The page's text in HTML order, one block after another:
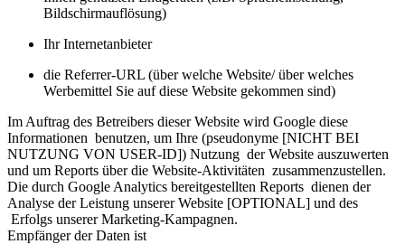
Bildschirmauflösung)
Ihr Internetanbieter
die Referrer-URL (über welche Website/ über welches
Werbemittel Sie auf diese Website gekommen sind)
Im Auftrag des Betreibers dieser Website wird Google diese
Informationen benutzen, um Ihre (pseudonyme [NICHT BEI
NUTZUNG VON USER-ID]) Nutzung der Website auszuwerten
und um Reports über die Website-Aktivitäten zusammenzustellen.
Die durch Google Analytics bereitgestellten Reports dienen der
Analyse der Leistung unserer Website [OPTIONAL] und des
Erfolgs unserer Marketing-Kampagnen.
Empfänger der Daten ist